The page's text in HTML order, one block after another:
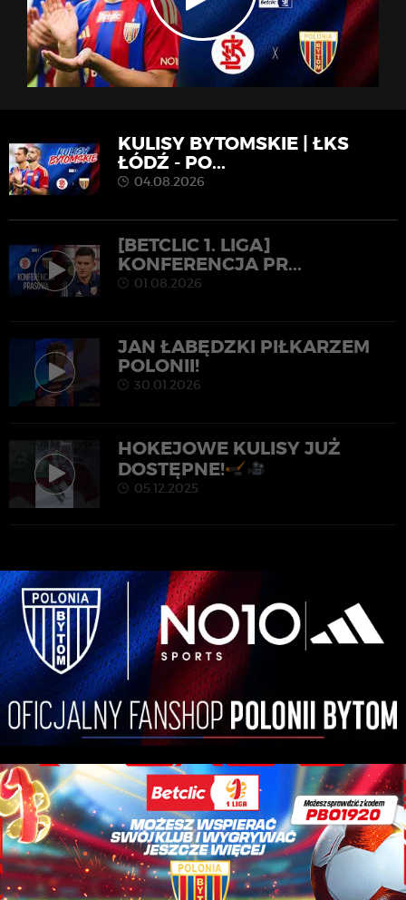
KULISY BYTOMSKIE | ŁKS
ŁÓDŹ - PO...
04.08.2026
[BETCLIC 1. LIGA]
KONFERENCJA PR...
01.08.2026
JAN ŁABĘDZKI PIŁKARZEM
POLONII!
30.01.2026
HOKEJOWE KULISY JUŻ
DOSTĘPNE!
05.12.2025